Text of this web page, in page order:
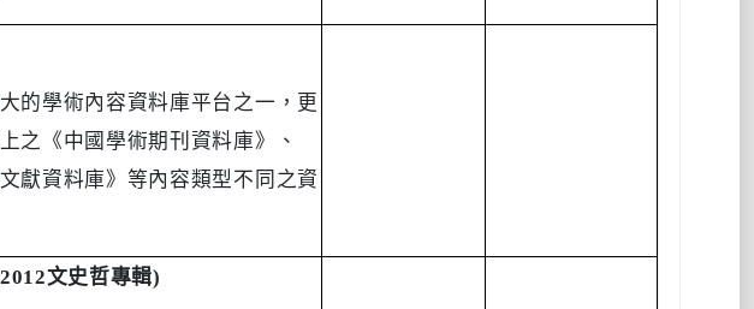
的學術內容資料庫平台之一，更
之《中國學術期刊資料庫》、
獻資料庫》等內容類型不同之資
文史哲專輯)